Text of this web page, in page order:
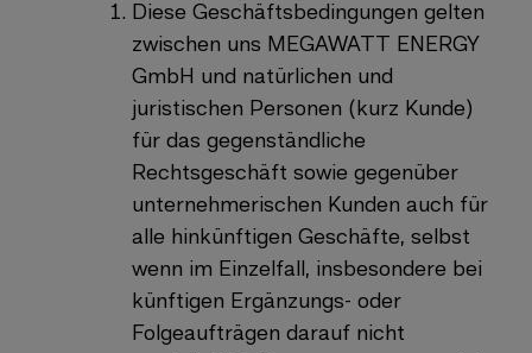
Diese Geschäftsbedingungen gelten
zwischen uns MEGAWATT ENERGY
GmbH und natürlichen und
juristischen Personen (kurz Kunde)
für das gegenständliche
Rechtsgeschäft sowie gegenüber
unternehmerischen Kunden auch für
alle hinkünftigen Geschäfte, selbst
wenn im Einzelfall, insbesondere bei
künftigen Ergänzungs- oder
Folgeaufträgen darauf nicht